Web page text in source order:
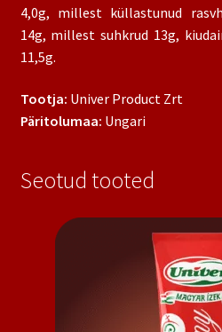
4,0g, millest küllastunud
14g, millest suhkrud 13g,
11,5g.
Tootja: Univer Product Zrt
Päritolumaa: Ungari
Seotud tooted